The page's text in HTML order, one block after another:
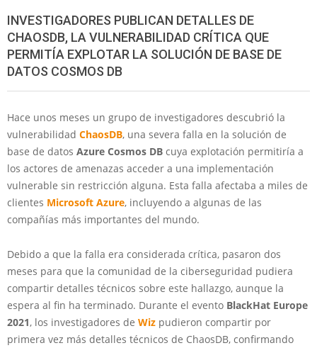
INVESTIGADORES PUBLICAN DETALLES DE
CHAOSDB, LA VULNERABILIDAD CRÍTICA QUE
PERMITÍA EXPLOTAR LA SOLUCIÓN DE BASE DE
DATOS COSMOS DB
Hace unos meses un grupo de investigadores descubrió la
vulnerabilidad ChaosDB, una severa falla en la solución de
base de datos Azure Cosmos DB cuya explotación permitiría a
los actores de amenazas acceder a una implementación
vulnerable sin restricción alguna. Esta falla afectaba a miles de
clientes Microsoft Azure, incluyendo a algunas de las
compañías más importantes del mundo.
Debido a que la falla era considerada crítica, pasaron dos
meses para que la comunidad de la ciberseguridad pudiera
compartir detalles técnicos sobre este hallazgo, aunque la
espera al fin ha terminado. Durante el evento BlackHat Europe
2021, los investigadores de Wiz pudieron compartir por
primera vez más detalles técnicos de ChaosDB, confirmando